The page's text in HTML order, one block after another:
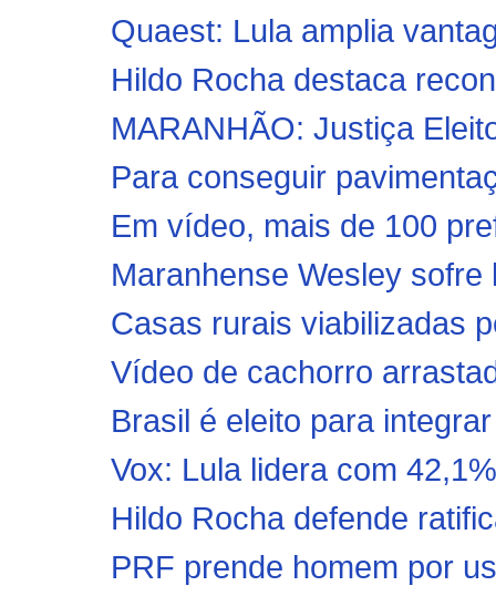
Quaest: Lula amplia
Hildo Rocha destaca
MARANHÃO: Justiça
Para conseguir
Em vídeo, mais de 100
Maranhense Wesley
Casas rurais viabilizadas
Vídeo de cachorro
Brasil é eleito para
Vox: Lula lidera com
Hildo Rocha defende
PRF prende homem por